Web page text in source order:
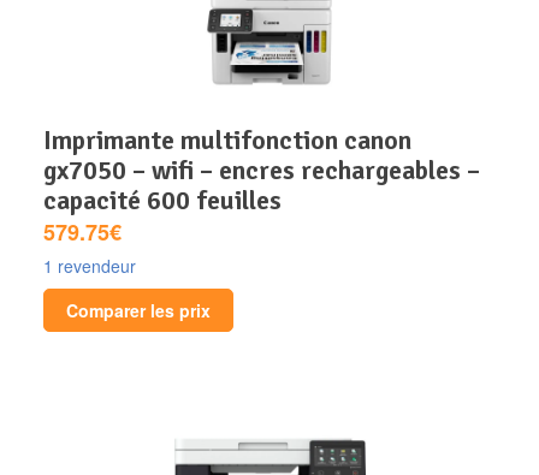
imprimante multifonction canon
gx7050 – wifi – encres rechargeables –
capacité 600 feuilles
579.75€
1 revendeur
Comparer les prix